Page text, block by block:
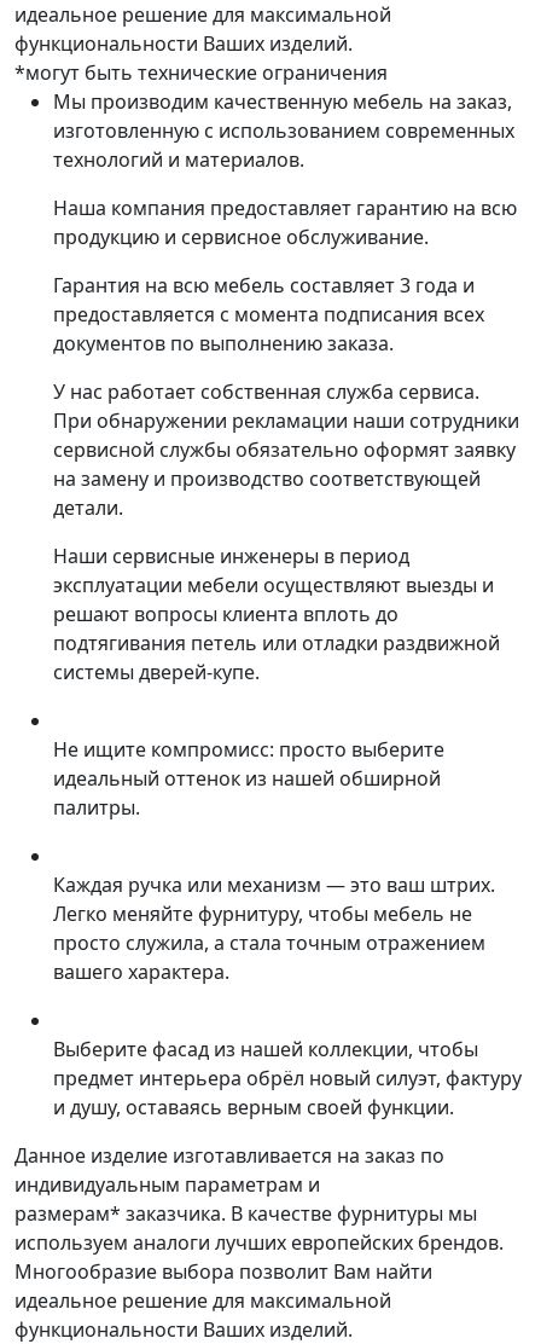
идеальное решение для максимальной
функциональности Ваших изделий.
*могут быть технические ограничения
Мы производим качественную мебель на заказ,
изготовленную с использованием современных
технологий и материалов.
Наша компания предоставляет гарантию на всю
продукцию и сервисное обслуживание.
Гарантия на всю мебель составляет 3 года и
предоставляется с момента подписания всех
документов по выполнению заказа.
У нас работает собственная служба сервиса.
При обнаружении рекламации наши сотрудники
сервисной службы обязательно оформят заявку
на замену и производство соответствующей
детали.
Наши сервисные инженеры в период
эксплуатации мебели осуществляют выезды и
решают вопросы клиента вплоть до
подтягивания петель или отладки раздвижной
системы дверей-купе.
Не ищите компромисс: просто выберите
идеальный оттенок из нашей обширной
палитры.
Каждая ручка или механизм — это ваш штрих.
Легко меняйте фурнитуру, чтобы мебель не
просто служила, а стала точным отражением
вашего характера.
Выберите фасад из нашей коллекции, чтобы
предмет интерьера обрёл новый силуэт, фактуру
и душу, оставаясь верным своей функции.
Данное изделие изготавливается на заказ по
индивидуальным параметрам и
размерам* заказчика. В качестве фурнитуры мы
используем аналоги лучших европейских брендов.
Многообразие выбора позволит Вам найти
идеальное решение для максимальной
функциональности Ваших изделий.